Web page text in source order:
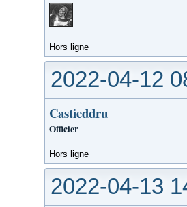
Hors ligne
2022-04-12
Castieddru
Officier
Hors ligne
2022-04-13